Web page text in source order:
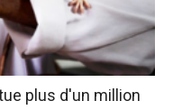
plus d'un million